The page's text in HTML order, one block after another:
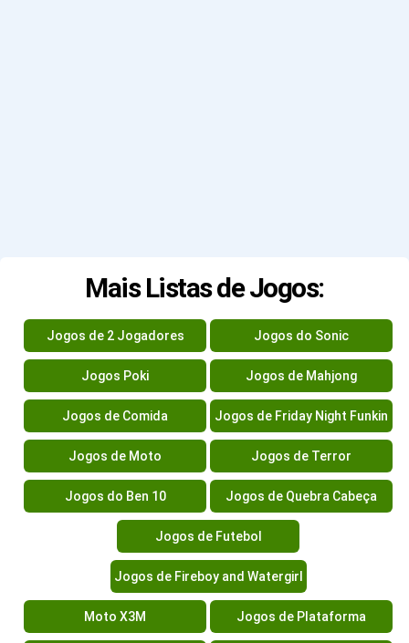
Mais Listas de Jogos:
Jogos de 2 Jogadores Jogos do Sonic
Jogos Poki Jogos de Mahjong
Jogos de Comida Jogos de Friday Night Funkin
Jogos de Moto Jogos de Terror
Jogos do Ben 10 Jogos de Quebra Cabeça
Jogos de Futebol
Jogos de Fireboy and Watergirl
Moto X3M Jogos de Plataforma